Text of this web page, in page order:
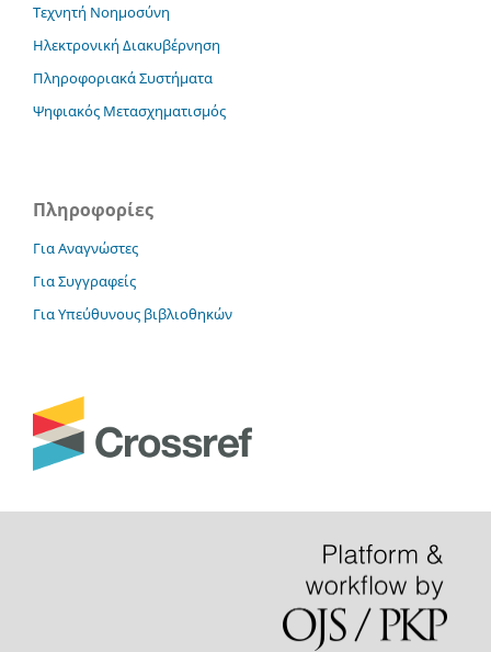
Τεχνητή Νοημοσύνη
Ηλεκτρονική Διακυβέρνηση
Πληροφοριακά Συστήματα
Ψηφιακός Μετασχηματισμός
Πληροφορίες
Για Αναγνώστες
Για Συγγραφείς
Για Υπεύθυνους βιβλιοθηκών